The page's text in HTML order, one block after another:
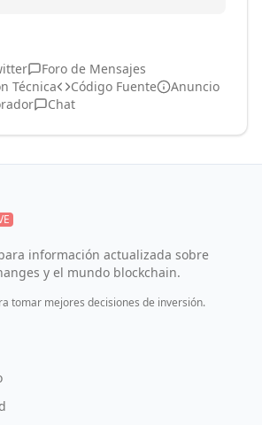
Foro de Mensajes
Técnica
Código Fuente
Anuncio
Chat
información actualizada sobre
y el mundo blockchain.
tomar mejores decisiones de inversión.